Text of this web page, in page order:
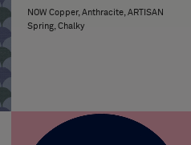
NOW Copper, Anthracite, ARTISAN
Spring, Chalky